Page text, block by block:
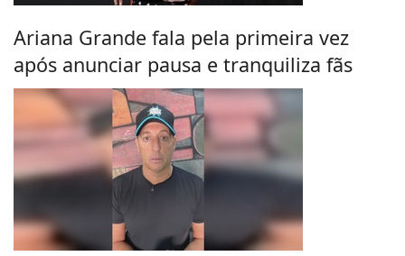
Ariana Grande fala pela primeira vez
após anunciar pausa e tranquiliza fãs